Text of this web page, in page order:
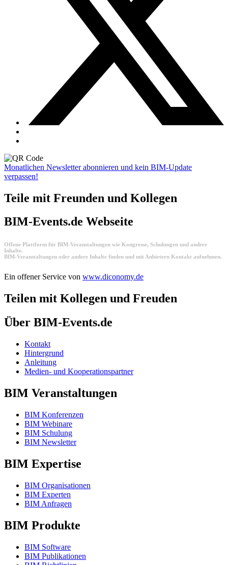
Monatlichen Newsletter abonnieren und kein BIM-Update
verpassen!
Teile mit Freunden und Kollegen
BIM-Events.de Webseite
Offene Plattform für BIM-Veranstaltungen wie Kongresse, Schulungen und andere
Inhalte.
BIM-Veranstaltungen oder andere Inhalte finden und mit Anbietern Kontakt aufnehmen.
Ein offener Service von www.diconomy.de
Teilen mit Kollegen und Freuden
Über BIM-Events.de
Kontakt
Hintergrund
Anleitung
Medien- und Kooperationspartner
BIM Veranstaltungen
BIM Konferenzen
BIM Webinare
BIM Schulung
BIM Newsletter
BIM Expertise
BIM Organisationen
BIM Experten
BIM Anfragen
BIM Produkte
BIM Software
BIM Publikationen